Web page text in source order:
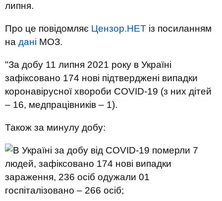
липня.
Про це повідомляє Цензор.НЕТ із посиланням
на дані МОЗ.
"За добу 11 липня 2021 року в Україні
зафіксовано 174 нові підтверджені випадки
коронавірусної хвороби COVID-19 (з них дітей
– 16, медпрацівників – 1).
Також за минулу добу:
госпіталізовано – 266 осіб;